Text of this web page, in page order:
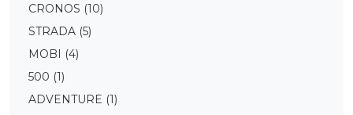
CRONOS (10)
STRADA (5)
MOBI (4)
500 (1)
ADVENTURE (1)